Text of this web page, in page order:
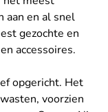
aan en al snel
gezochte en
accessoires.
opgericht. Het
voorzien